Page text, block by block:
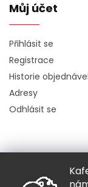
Můj účet
Přihlásit se
Registrace
Historie
Adresy
Odhlásit se
Copyright 2026